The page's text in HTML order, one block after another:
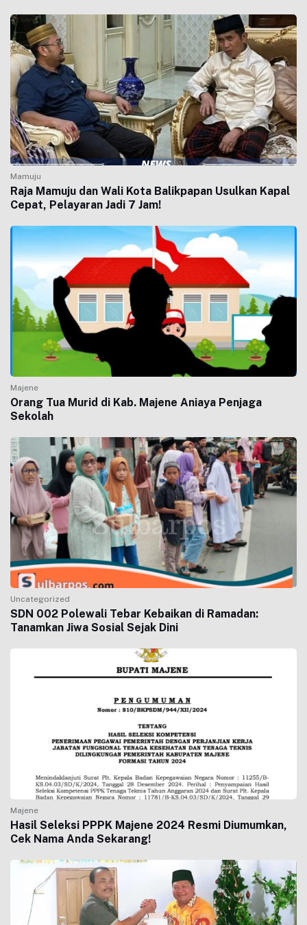
Mamuju
Raja Mamuju dan Wali Kota Balikpapan Usulkan Kapal
Cepat, Pelayaran Jadi 7 Jam!
Majene
Orang Tua Murid di Kab. Majene Aniaya Penjaga
Sekolah
Uncategorized
SDN 002 Polewali Tebar Kebaikan di Ramadan:
Tanamkan Jiwa Sosial Sejak Dini
Majene
Hasil Seleksi PPPK Majene 2024 Resmi Diumumkan,
Cek Nama Anda Sekarang!